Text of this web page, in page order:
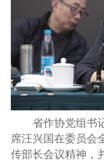
省作协党组书记
席汪兴国在委员会
传部长会议精神，